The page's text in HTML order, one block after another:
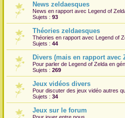
News zeldaesques
News en rapport avec Legend of
Sujets : 93
Théories zeldaesques
Théories en rapport avec Legend of
Sujets : 44
Divers (mais en rapport avec
Pour parler de Legend of Zelda en
Sujets : 269
Jeux vidéos divers
Pour discuter des jeux vidéo autres
Sujets : 34
Jeux sur le forum